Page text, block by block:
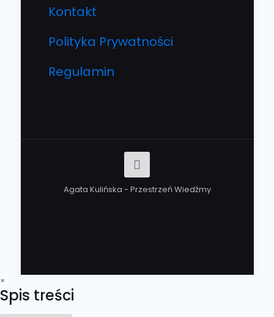
Kontakt
Polityka Prywatności
Regulamin
Agata Kulińska - Przestrzeń Wiedźmy
×
Spis treści